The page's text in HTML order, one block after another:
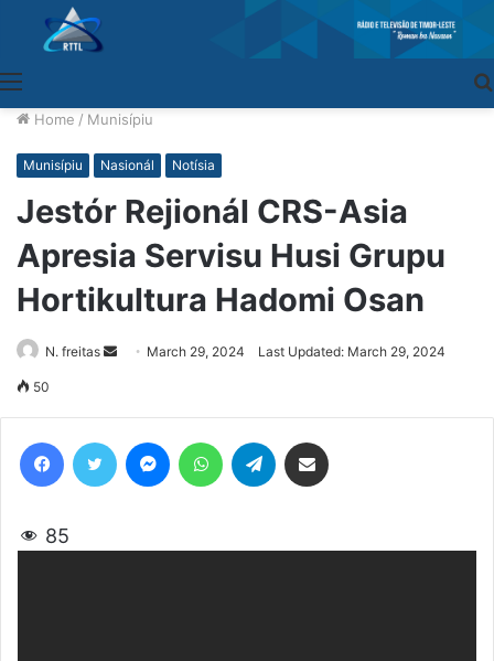
Home / Munisípiu
Munisípiu Nasionál Notísia
Jestór Rejionál CRS-Asia
Apresia Servisu Husi Grupu
Hortikultura Hadomi Osan
N. freitas
SendMarch 29, 2024 Last Updated: March 29, 2024
50
85